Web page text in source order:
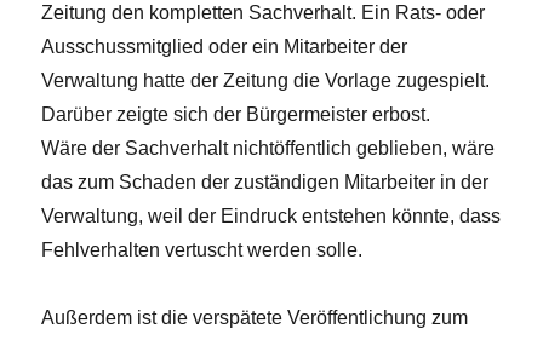
Zeitung den kompletten Sachverhalt. Ein Rats- oder
Ausschussmitglied oder ein Mitarbeiter der
Verwaltung hatte der Zeitung die Vorlage zugespielt.
Darüber zeigte sich der Bürgermeister erbost.
Wäre der Sachverhalt nichtöffentlich geblieben, wäre
das zum Schaden der zuständigen Mitarbeiter in der
Verwaltung, weil der Eindruck entstehen könnte, dass
Fehlverhalten vertuscht werden solle.
Außerdem ist die verspätete Veröffentlichung zum